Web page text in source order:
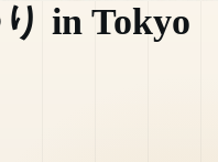
in Tokyo